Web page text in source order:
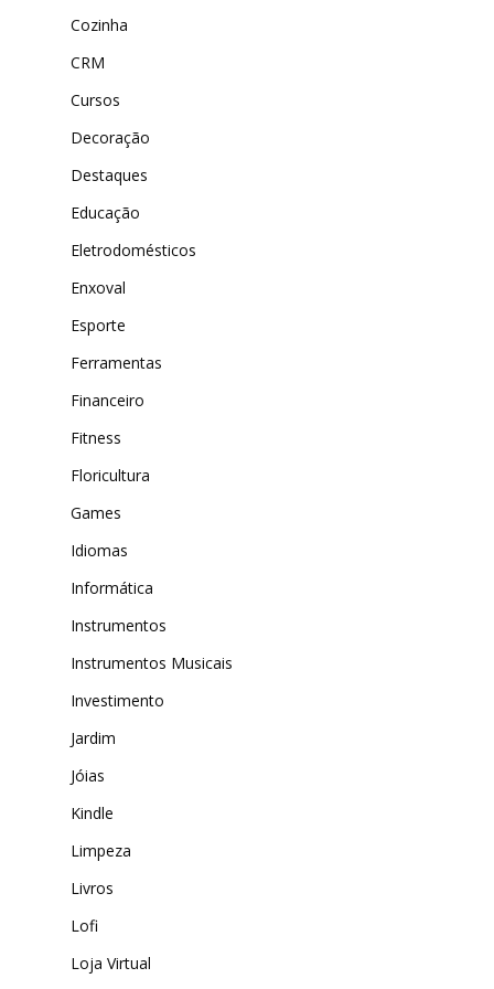
Cozinha
CRM
Cursos
Decoração
Destaques
Educação
Eletrodomésticos
Enxoval
Esporte
Ferramentas
Financeiro
Fitness
Floricultura
Games
Idiomas
Informática
Instrumentos
Instrumentos Musicais
Investimento
Jardim
Jóias
Kindle
Limpeza
Livros
Lofi
Loja Virtual